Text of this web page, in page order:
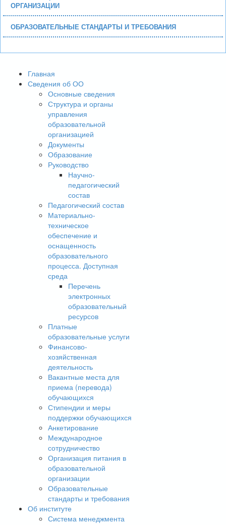
ОРГАНИЗАЦИИ
ОБРАЗОВАТЕЛЬНЫЕ СТАНДАРТЫ И ТРЕБОВАНИЯ
Главная
Сведения об ОО
Основные сведения
Структура и органы
управления
образовательной
организацией
Документы
Образование
Руководство
Научно-
педагогический
состав
Педагогический состав
Материально-
техническое
обеспечение и
оснащенность
образовательного
процесса. Доступная
среда
Перечень
электронных
образовательный
ресурсов
Платные
образовательные услуги
Финансово-
хозяйственная
деятельность
Вакантные места для
приема (перевода)
обучающихся
Стипендии и меры
поддержки обучающихся
Анкетирование
Международное
сотрудничество
Организация питания в
образовательной
организации
Образовательные
стандарты и требования
Об институте
Система менеджмента